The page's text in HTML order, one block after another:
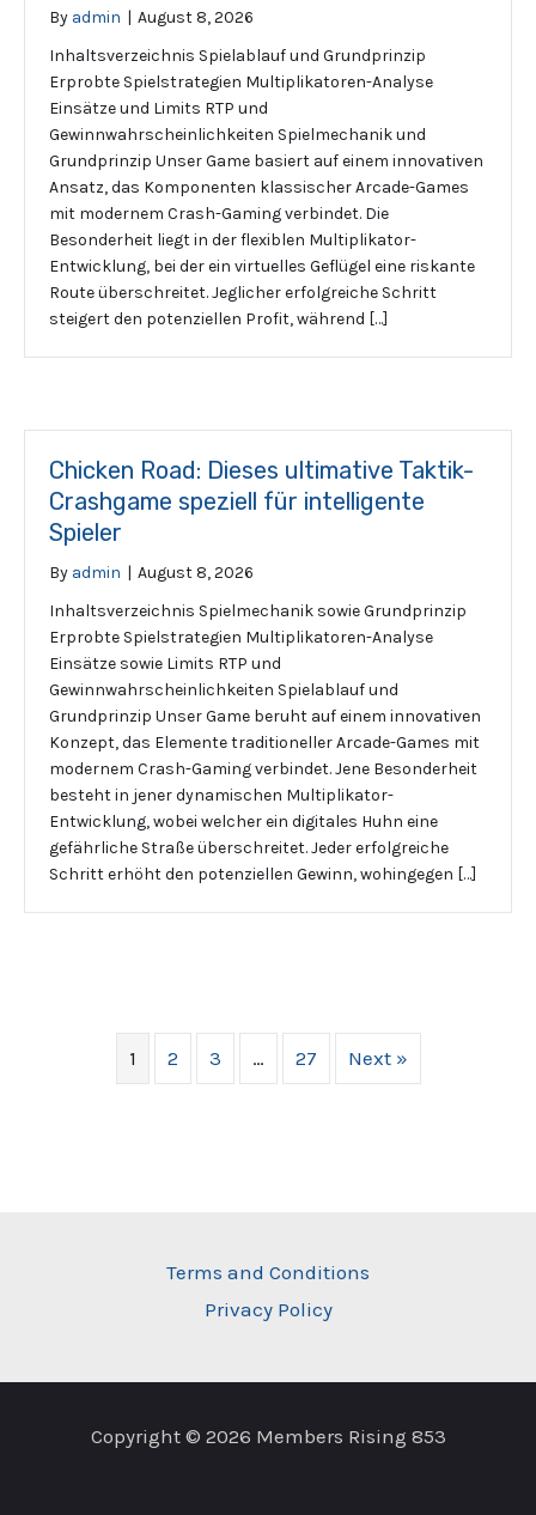
By admin | August 8, 2026
Inhaltsverzeichnis Spielablauf und Grundprinzip
Erprobte Spielstrategien Multiplikatoren-Analyse
Einsätze und Limits RTP und
Gewinnwahrscheinlichkeiten Spielmechanik und
Grundprinzip Unser Game basiert auf einem innovativen
Ansatz, das Komponenten klassischer Arcade-Games
mit modernem Crash-Gaming verbindet. Die
Besonderheit liegt in der flexiblen Multiplikator-
Entwicklung, bei der ein virtuelles Geflügel eine riskante
Route überschreitet. Jeglicher erfolgreiche Schritt
steigert den potenziellen Profit, während […]
Chicken Road: Dieses ultimative Taktik-
Crashgame speziell für intelligente
Spieler
By admin | August 8, 2026
Inhaltsverzeichnis Spielmechanik sowie Grundprinzip
Erprobte Spielstrategien Multiplikatoren-Analyse
Einsätze sowie Limits RTP und
Gewinnwahrscheinlichkeiten Spielablauf und
Grundprinzip Unser Game beruht auf einem innovativen
Konzept, das Elemente traditioneller Arcade-Games mit
modernem Crash-Gaming verbindet. Jene Besonderheit
besteht in jener dynamischen Multiplikator-
Entwicklung, wobei welcher ein digitales Huhn eine
gefährliche Straße überschreitet. Jeder erfolgreiche
Schritt erhöht den potenziellen Gewinn, wohingegen […]
1 2 3 … 27 Next »
Terms and Conditions
Privacy Policy
Copyright © 2026 Members Rising 853